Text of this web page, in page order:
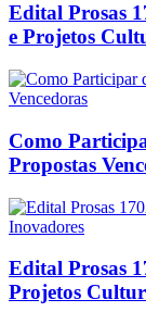
Edital Prosas
e Projetos
Como
Propostas
Edital Prosas
Projetos